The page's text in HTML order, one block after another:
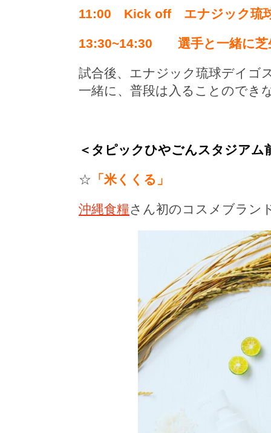
11:00 Kick off エナジック琉
13:30~14:30 選手と一緒に芝
試合後、エナジック琉球デイゴ
一緒に、普段は入ることのでき
＜タピックひやごんスタジア
☆ 「米くくる」
沖縄食糧さん初のコスメブラン